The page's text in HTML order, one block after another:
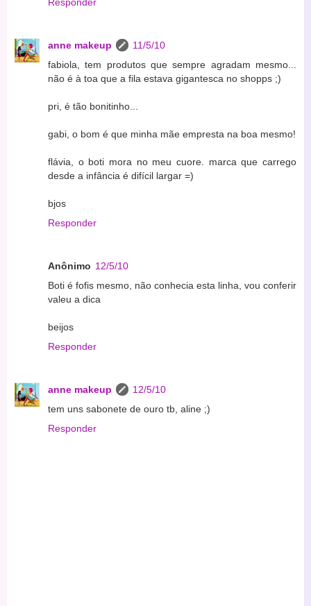
Responder
anne makeup
11/5/10
fabiola, tem produtos que sempre agradam mesmo...
não é à toa que a fila estava gigantesca no shopps ;)
pri, é tão bonitinho...
gabi, o bom é que minha mãe empresta na boa mesmo!
flávia, o boti mora no meu cuore. marca que carrego
desde a infância é difícil largar =)
bjos
Responder
Anônimo 12/5/10
Boti é fofis mesmo, não conhecia esta linha, vou conferir
valeu a dica
beijos
Responder
anne makeup
12/5/10
tem uns sabonete de ouro tb, aline ;)
Responder